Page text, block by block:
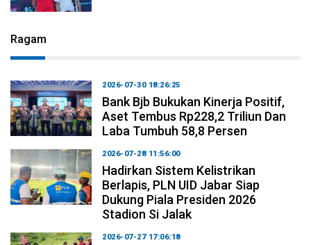
Ragam
2026-07-30 18:26:25
Bank Bjb Bukukan Kinerja Positif,
Aset Tembus Rp228,2 Triliun Dan
Laba Tumbuh 58,8 Persen
2026-07-28 11:56:00
Hadirkan Sistem Kelistrikan
Berlapis, PLN UID Jabar Siap
Dukung Piala Presiden 2026
Stadion Si Jalak
2026-07-27 17:06:18